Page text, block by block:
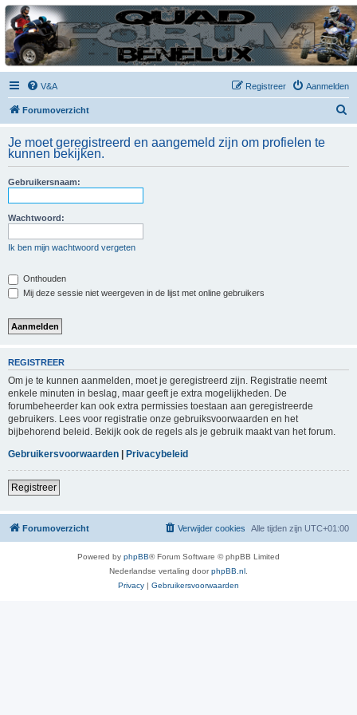
| QFB |
Hét quadforum van de Benelux
V&A Aanmelden
Registreer
Forumoverzicht
k
Je moet geregistreerd en aangemeld zijn om profielen te
kunnen bekijken.
Gebruikersnaam:
Wachtwoord:
Ik ben mijn wachtwoord vergeten
Onthouden
Mij deze sessie niet weergeven in de lijst met online gebruikers
REGISTREER
Om je te kunnen aanmelden, moet je geregistreerd zijn. Registratie neemt
enkele minuten in beslag, maar geeft je extra mogelijkheden. De
forumbeheerder kan ook extra permissies toestaan aan geregistreerde
gebruikers. Lees voor registratie onze gebruiksvoorwaarden en het
bijbehorend beleid. Bekijk ook de regels als je gebruik maakt van het forum.
Gebruikersvoorwaarden | Privacybeleid
Registreer
Forumoverzicht Alle tijden zijn UTC+01:00
Verwijder cookies
Powered by phpBB® Forum Software © phpBB Limited
Nederlandse vertaling doorphpBB.nl
Privacy | Gebruikersvoorwaarden